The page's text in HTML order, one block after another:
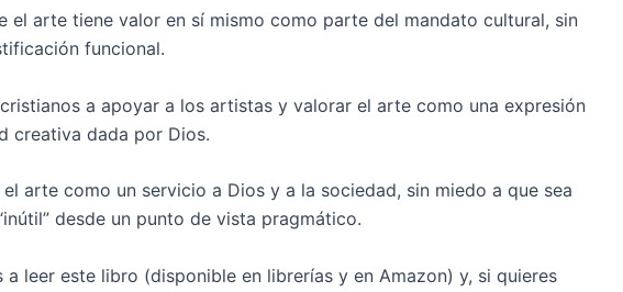
el arte tiene valor en sí mismo como parte del mandato cultural, sin
funcional.
a apoyar a los artistas y valorar el arte como una expresión
creativa dada por Dios.
arte como un servicio a Dios y a la sociedad, sin miedo a que sea
desde un punto de vista pragmático.
a leer este libro (disponible en librerías y en Amazon) y, si quieres